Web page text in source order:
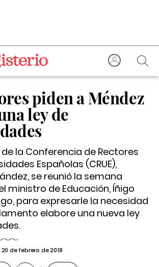
piden a Méndez
ley de
la Conferencia de Rectores
Españolas (CRUE),
se reunió la semana
ministro de Educación, Íñigo
para expresarle la necesidad
elabore una nueva ley
de febrero de 2018